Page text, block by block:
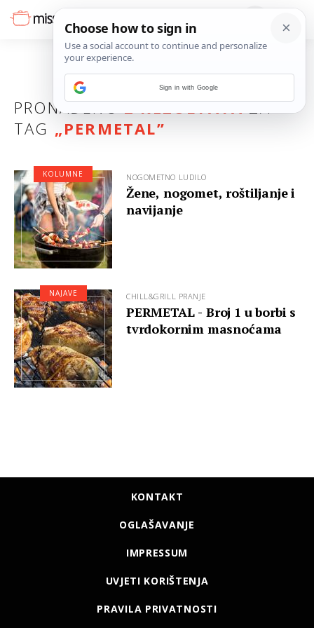
PRONAĐENO2 REZULTATAZA
TAG „PERMETAL”
NOGOMETNO LUDILO
Žene, nogomet, roštiljanje i
navijanje
KOLUMNE
CHILL&GRILL PRANJE
PERMETAL - Broj 1 u borbi s
tvrdokornim masnoćama
NAJAVE
KONTAKT
OGLAŠAVANJE
IMPRESSUM
UVJETI KORIŠTENJA
PRAVILA PRIVATNOSTI
Sign in with Google